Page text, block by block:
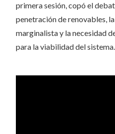
primera sesión, copó el
penetración de renovables,
marginalista y la necesidad
para la viabilidad del sistema.